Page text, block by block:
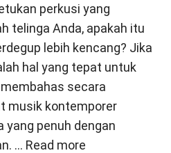
perkusi yang
telinga Anda, apakah itu
lebih kencang? Jika
hal yang tepat untuk
secara
musik kontemporer
yang penuh dengan
… Read more